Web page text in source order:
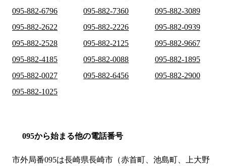
095-882-6796
095-882-7360
095-882-3089
095-882-2622
095-882-2226
095-882-0939
095-882-2528
095-882-2125
095-882-9667
095-882-4185
095-882-0088
095-882-1895
095-882-0027
095-882-6456
095-882-2900
095-882-1025
095から始まる他の電話番号
市外局番095は長崎県長崎市（赤首町、池島町、上大野